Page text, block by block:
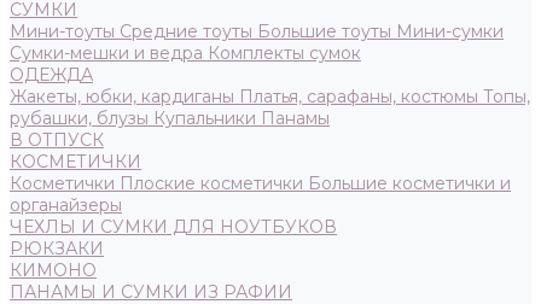
СУМКИ
Мини-тоуты Средние тоуты Большие тоуты Мини-сумки
Сумки-мешки и ведра Комплекты сумок
ОДЕЖДА
Жакеты, юбки, кардиганы Платья, сарафаны, костюмы Топы,
рубашки, блузы Купальники Панамы
В ОТПУСК
КОСМЕТИЧКИ
Косметички Плоские косметички Большие косметички и
органайзеры
ЧЕХЛЫ И СУМКИ ДЛЯ НОУТБУКОВ
РЮКЗАКИ
КИМОНО
ПАНАМЫ И СУМКИ ИЗ РАФИИ